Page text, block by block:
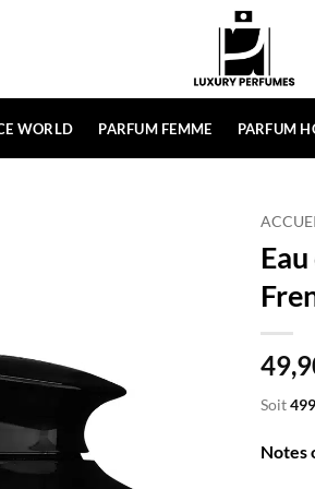
WORLD PARFUM FEMME PARFUM
Soit
Notes